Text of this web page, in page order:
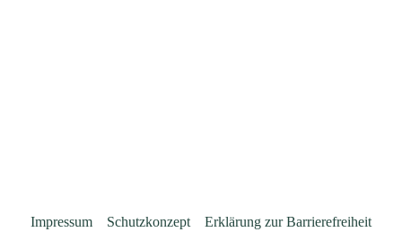
Impressum Schutzkonzept Erklärung zur Barrierefreiheit